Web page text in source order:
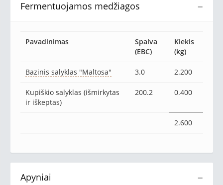
−
Fermentuojamos medžiagos
Pavadinimas
Spalva
(EBC)
Kiekis
(kg)
Bazinis salyklas "Maltosa" 3.0 2.200
Kupiškio salyklas (išmirkytas
ir iškeptas)
200.2 0.400
2.600
−
Apyniai